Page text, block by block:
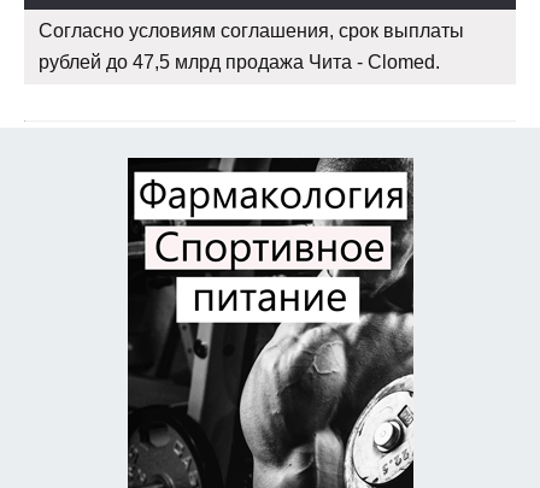
Согласно условиям соглашения, срок выплаты
рублей до 47,5 млрд продажа Чита - Clomed.